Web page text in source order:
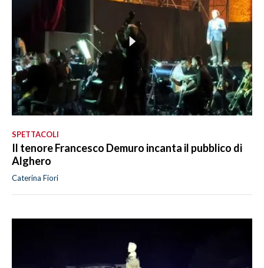
SPETTACOLI
Il tenore Francesco Demuro incanta il pubblico di
Alghero
Caterina Fiori